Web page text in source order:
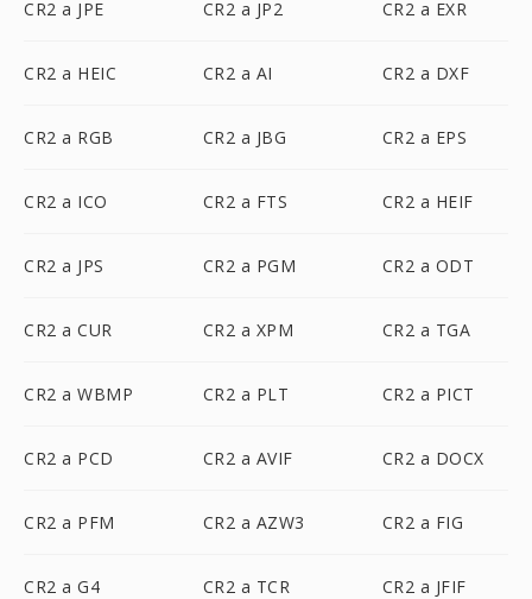
CR2 a JPE CR2 a JP2 CR2 a EXR
CR2 a HEIC CR2 a AI CR2 a DXF
CR2 a RGB CR2 a JBG CR2 a EPS
CR2 a ICO CR2 a FTS CR2 a HEIF
CR2 a JPS CR2 a PGM CR2 a ODT
CR2 a CUR CR2 a XPM CR2 a TGA
CR2 a WBMP CR2 a PLT CR2 a PICT
CR2 a PCD CR2 a AVIF CR2 a DOCX
CR2 a PFM CR2 a AZW3 CR2 a FIG
CR2 a G4 CR2 a TCR CR2 a JFIF